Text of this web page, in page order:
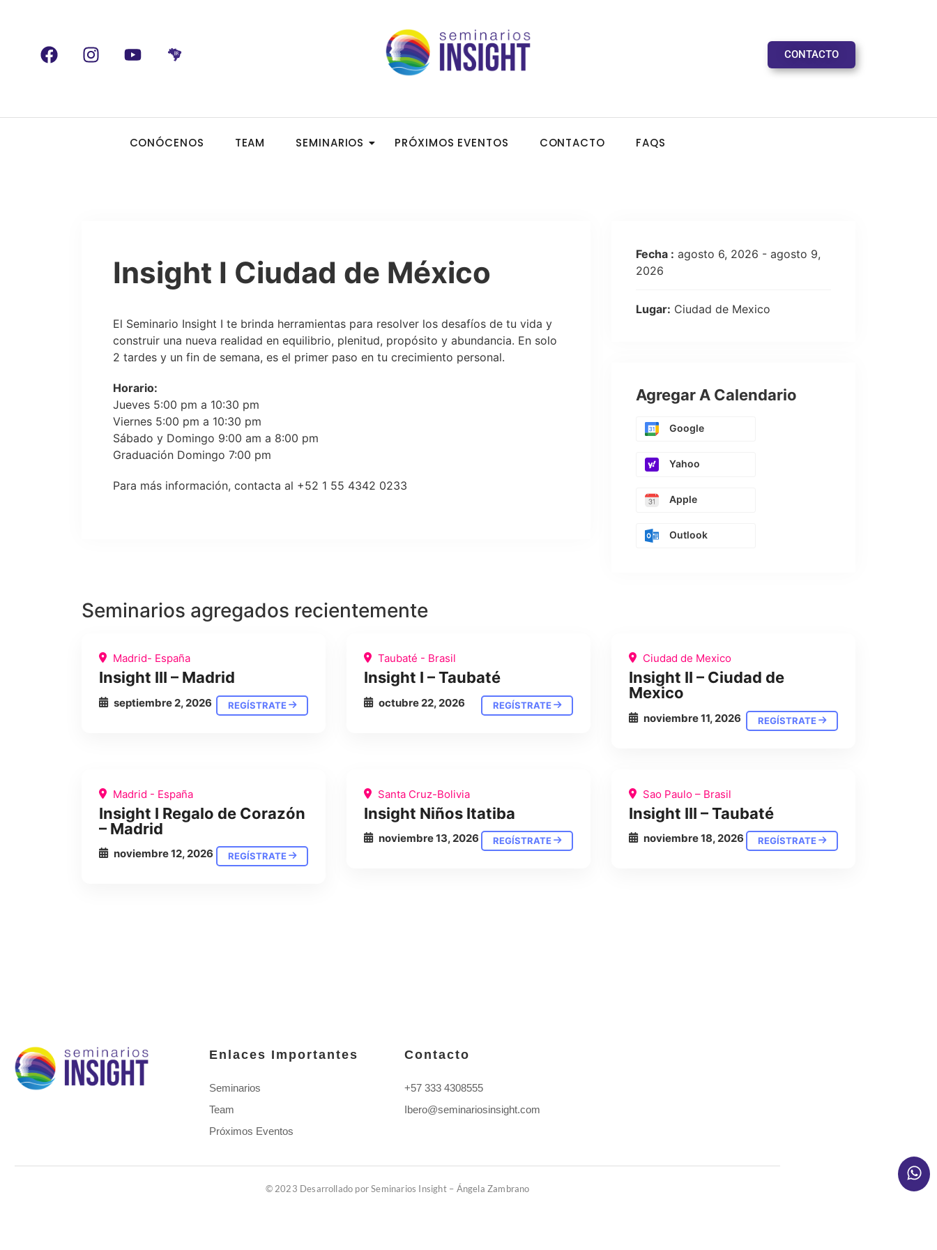
CONTACTO
CONÓCENOS TEAM SEMINARIOS PRÓXIMOS EVENTOS CONTACTO FAQS
Insight I Ciudad de México
El Seminario Insight I te brinda herramientas para resolver los desafíos de tu vida y
construir una nueva realidad en equilibrio, plenitud, propósito y abundancia. En solo
2 tardes y un fin de semana, es el primer paso en tu crecimiento personal.
Horario:
Jueves 5:00 pm a 10:30 pm
Viernes 5:00 pm a 10:30 pm
Sábado y Domingo 9:00 am a 8:00 pm
Graduación Domingo 7:00 pm
Para más información, contacta al +52 1 55 4342 0233
Fecha : agosto 6, 2026 - agosto 9,
2026
Lugar: Ciudad de Mexico
Agregar A Calendario
Google
Yahoo
Apple
Outlook
Seminarios agregados recientemente
Madrid- España
Insight III – Madrid
septiembre 2, 2026 REGÍSTRATE
Taubaté - Brasil
Insight I – Taubaté
octubre 22, 2026 REGÍSTRATE
Ciudad de Mexico
Insight II – Ciudad de
Mexico
noviembre 11, 2026 REGÍSTRATE
Madrid - España
Insight I Regalo de Corazón
– Madrid
noviembre 12, 2026 REGÍSTRATE
Santa Cruz-Bolivia
Insight Niños Itatiba
noviembre 13, 2026 REGÍSTRATE
Sao Paulo – Brasil
Insight III – Taubaté
noviembre 18, 2026 REGÍSTRATE
Enlaces Importantes
Seminarios
Team
Próximos Eventos
Contacto
+57 333 4308555
Ibero@seminariosinsight.com
© 2023 Desarrollado por Seminarios Insight – Ángela Zambrano